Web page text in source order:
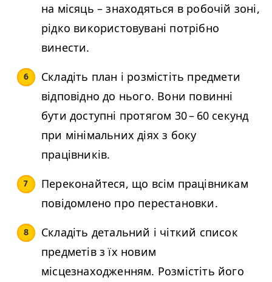
на місяць – знаходяться в робочій зоні,
рідко використовувані потрібно
винести.
Складіть план і розмістіть предмети
відповідно до нього. Вони повинні
бути доступні протягом 30 – 60 секунд
при мінімальних діях з боку
працівників.
Переконайтеся, що всім працівникам
повідомлено про перестановки.
Складіть детальний і чіткий список
предметів з їх новим
місцезнаходженням. Розмістіть його